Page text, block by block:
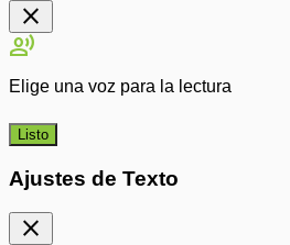
close
record_voice_over
Elige una voz para la lectura
Listo
Ajustes de Texto
close